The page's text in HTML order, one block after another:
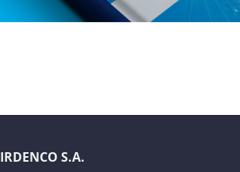
IRDENCO S.A.